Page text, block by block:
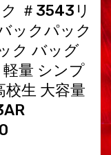
＃3543リ
ックパック
ク バッグ
量 シンプ
生 大容量